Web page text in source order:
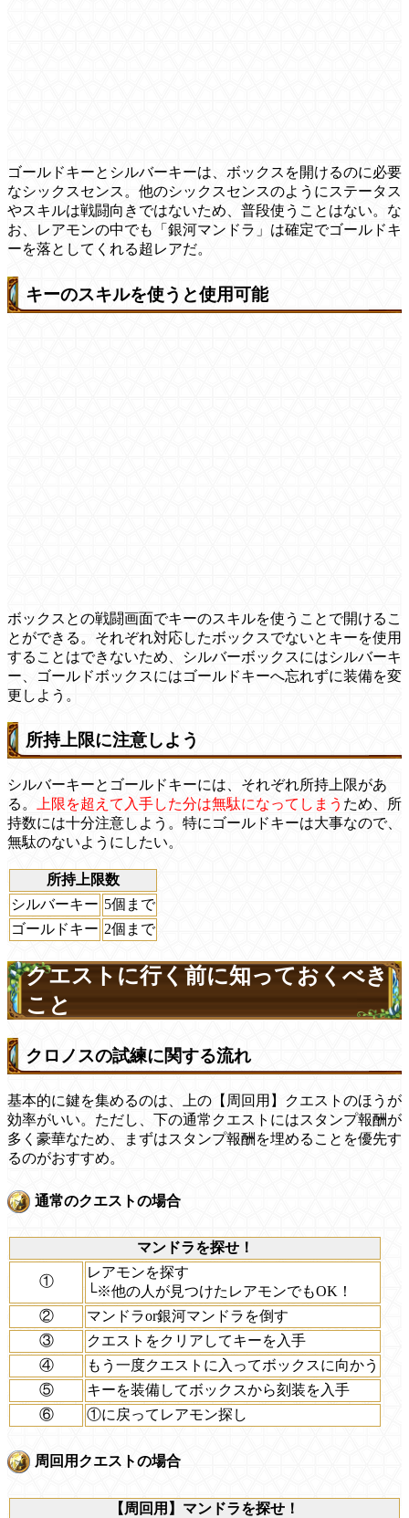
ゴールドキーとシルバーキーは、ボックスを開けるのに必要
なシックスセンス。他のシックスセンスのようにステータス
やスキルは戦闘向きではないため、普段使うことはない。な
お、レアモンの中でも「銀河マンドラ」は確定でゴールドキ
ーを落としてくれる超レアだ。
キーのスキルを使うと使用可能
ボックスとの戦闘画面でキーのスキルを使うことで開けるこ
とができる。それぞれ対応したボックスでないとキーを使用
することはできないため、シルバーボックスにはシルバーキ
ー、ゴールドボックスにはゴールドキーへ忘れずに装備を変
更しよう。
所持上限に注意しよう
シルバーキーとゴールドキーには、それぞれ所持上限があ
る。
上限を超えて入手した分は無駄になってしまう ため、所
持数には十分注意しよう。特にゴールドキーは大事なので、
無駄のないようにしたい。
所持上限数
シルバーキー 5個まで
ゴールドキー 2個まで
クエストに行く前に知っておくべき
こと
クロノスの試練に関する流れ
基本的に鍵を集めるのは、上の【周回用】クエストのほうが
効率がいい。ただし、下の通常クエストにはスタンプ報酬が
多く豪華なため、まずはスタンプ報酬を埋めることを優先す
るのがおすすめ。
通常のクエストの場合
マンドラを探せ！
①
レアモンを探す
└※他の人が見つけたレアモンでもOK！
②
マンドラor銀河マンドラを倒す
③
クエストをクリアしてキーを入手
④
もう一度クエストに入ってボックスに向かう
⑤
キーを装備してボックスから刻装を入手
⑥
①に戻ってレアモン探し
周回用クエストの場合
【周回用】マンドラを探せ！